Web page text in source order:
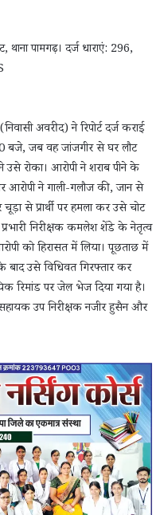
थाना पामगढ़। दर्ज धाराएं: 296,
अवरीद) ने रिपोर्ट दर्ज कराई
बजे, जब वह जांजगीर से घर लौट
उसे रोका। आरोपी ने शराब पीने के
आरोपी ने गाली-गलौज की, जान से
से प्रार्थी पर हमला कर उसे चोट
निरीक्षक कमलेश शेंडे के नेतृत्व
को हिरासत में लिया। पूछताछ में
बाद उसे विधिवत गिरफ्तार कर
रिमांड पर जेल भेज दिया गया है।
उप निरीक्षक नजीर हुसैन और